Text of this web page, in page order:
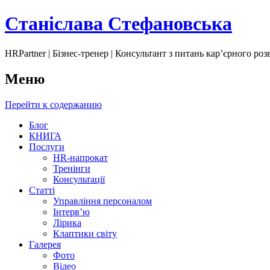
Станіслава Стефановська
HRPartner | Бізнес-тренер | Консультант з питань карʼєрного
Меню
Перейти к содержанию
Блог
КНИГА
Послуги
HR-напрокат
Тренінги
Консультації
Статті
Управління персоналом
Інтервʼю
Лірика
Клаптики світу
Галерея
Фото
Відео